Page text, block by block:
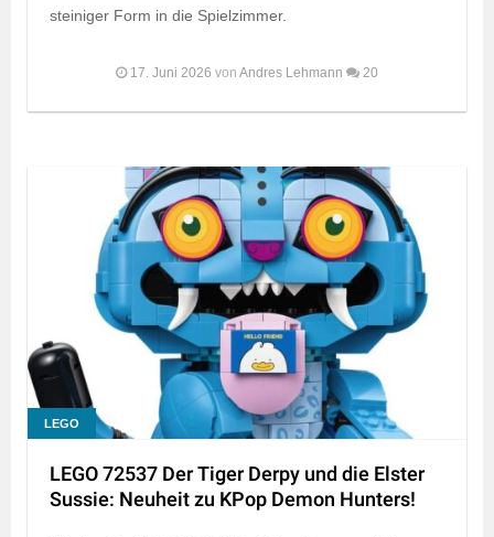
steiniger Form in die Spielzimmer.
17. Juni 2026 von Andres Lehmann 20
LEGO
LEGO 72537 Der Tiger Derpy und die Elster
Sussie: Neuheit zu KPop Demon Hunters!